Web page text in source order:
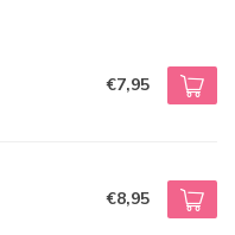
€7,95
€8,95